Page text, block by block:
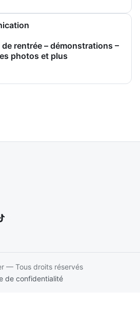
rentrée – démonstrations –
photos et plus
— Tous droits réservés
de confidentialité